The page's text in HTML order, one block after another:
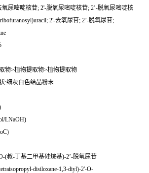
尿嘧啶核苷; 2'-脱氧尿嘧啶核苷; 2’-脱氧尿嘧啶核
2'-去氧尿苷; 2’-脱氧尿苷;
物>植物提取物>植物提取物
:细灰白色结晶粉末
LNaOH)
(叔-丁基二甲基硅烷基)-2’-脱氧尿苷
disiloxane-1,3-diyl)-2'-O-